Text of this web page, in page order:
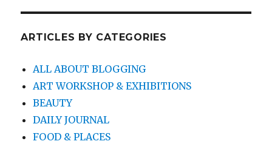
ARTICLES BY CATEGORIES
ALL ABOUT BLOGGING
ART WORKSHOP & EXHIBITIONS
BEAUTY
DAILY JOURNAL
FOOD & PLACES